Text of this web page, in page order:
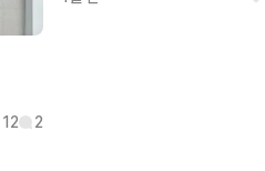
12 2